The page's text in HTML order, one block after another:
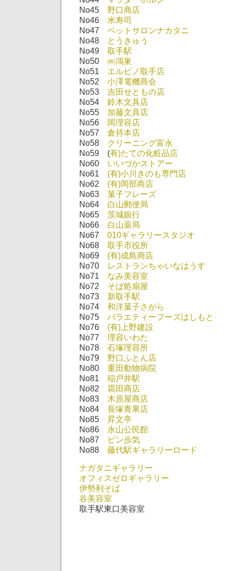
No45 野口商店
No46 米寿司
No47 ペットサロンナカタニ
No48
とうきゅう
No49 取手駅
No50 ㈱鴻巣
No51 エルビノ取手店
No52 小澤電機商会
No53 吉田せともの店
No54 鈴木文具店
No55 加藤文具店
No56 岡理容店
No57 倉持本店
No58
クリーニング富永
No59 (有)たての化粧品店
No60 いいづかストアー
No61 (有)小川きのも専門店
No62 (有)岡部商店
No63 菓子フレーズ
No64 白山郵便局
No65 茨城銀行
No66 白山薬局
No67 010ギャラリースタジオ
No68 取手市役所
No69 (有)成島商店
No70
レストランちゃいなはうす
No71 なみ美容室
No72 そば処扇屋
No73 新取手駅
No74 和洋菓子さがら
No75 バラエティーフーズはしもと
No76 (有)上野建設
No77 理容いわた
No78 石塚理容所
No79 野口ふとん店
No80 重田動物病院
No81 稲戸井駅
No82 霜田商店
No83 木原屋商店
No84 長塚青果店
No85 昇文亭
No86 永山公民館
No87
ピン歩気
No88 藤代駅ギャラリーロード
ナガタニギャラリー
オフィスゼロギャラリー
伊勢利そば
谷美容室
取手駅東口美容室